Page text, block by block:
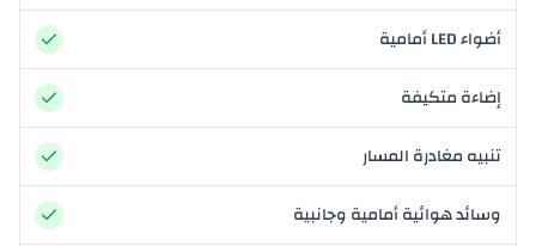
أضواء LED أمامية
إضاءة متكيفة
تنبيه مغادرة المسار
وسائد هوائية أمامية وجانبية